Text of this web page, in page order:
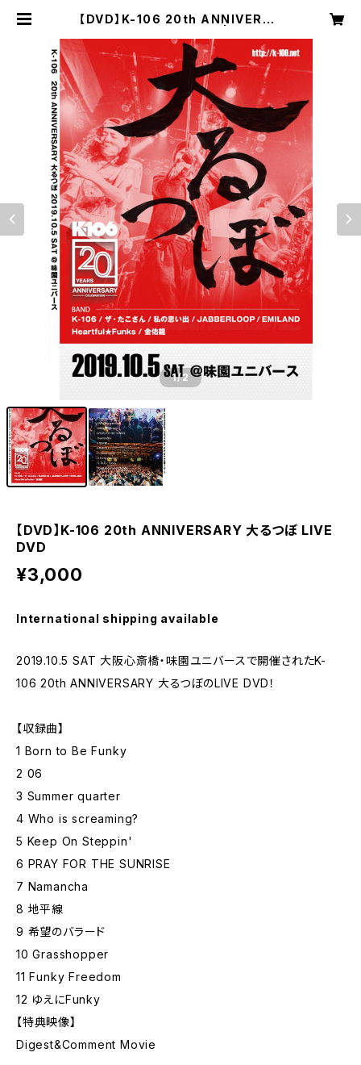
【DVD】K-106 20th ANNIVERSA
セレコーズ
1/2
【DVD】K-106 20th ANNIVERSARY 大るつぼ LIVE
DVD
¥3,000
International shipping available
2019.10.5 SAT 大阪心斎橋・味園ユニバースで開催されたK-
106 20th ANNIVERSARY 大るつぼのLIVE DVD！
【収録曲】
1 Born to Be Funky
2 06
3 Summer quarter
4 Who is screaming?
5 Keep On Steppin'
6 PRAY FOR THE SUNRISE
7 Namancha
8 地平線
9 希望のバラード
10 Grasshopper
11 Funky Freedom
12 ゆえにFunky
【特典映像】
Digest&Comment Movie